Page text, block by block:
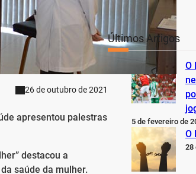
26 de outubro de 2021
apresentou palestras
destacou a
saúde da mulher.
Últimos Artigos
O
5 de fevereiro de
O
28